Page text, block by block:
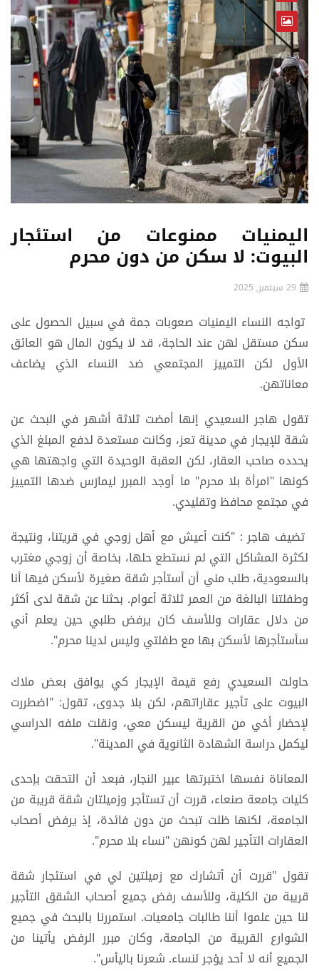
اليمنيات ممنوعات من استئجار
البيوت: لا سكن من دون محرم
29 سبتمبر, 2025
تواجه النساء اليمنيات صعوبات جمة في سبيل الحصول على
سكن مستقل لهن عند الحاجة، قد لا يكون المال هو العائق
الأول لكن التمييز المجتمعي ضد النساء الذي يضاعف
معاناتهن.
تقول هاجر السعيدي إنها أمضت ثلاثة أشهر في البحث عن
شقة للإيجار في مدينة تعز، وكانت مستعدة لدفع المبلغ الذي
يحدده صاحب العقار، لكن العقبة الوحيدة التي واجهتها هي
كونها "امرأة بلا محرم" ما أوجد المبرر ليمارَس ضدها التمييز
في مجتمع محافظ وتقليدي.
تضيف هاجر : "كنت أعيش مع أهل زوجي في قريتنا، ونتيجة
لكثرة المشاكل التي لم نستطع حلها، بخاصة أن زوجي مغترب
بالسعودية، طلب مني أن أستأجر شقة صغيرة لأسكن فيها أنا
وطفلتنا البالغة من العمر ثلاثة أعوام. بحثنا عن شقة لدى أكثر
من دلال عقارات وللأسف كان يرفض طلبي حين يعلم أني
سأستأجرها لأسكن بها مع طفلتي وليس لدينا محرم".
حاولت السعيدي رفع قيمة الإيجار كي يوافق بعض ملاك
البيوت على تأجير عقاراتهم، لكن بلا جدوى، تقول: "اضطررت
لإحضار أخي من القرية ليسكن معي، ونقلت ملفه الدراسي
ليكمل دراسة الشهادة الثانوية في المدينة".
المعاناة نفسها اختبرتها عبير النجار، فبعد أن التحقت بإحدى
كليات جامعة صنعاء، قررت أن تستأجر وزميلتان شقة قريبة من
الجامعة، لكنها ظلت تبحث من دون فائدة، إذ يرفض أصحاب
العقارات التأجير لهن كونهن "نساء بلا محرم".
تقول "قررت أن أتشارك مع زميلتين لي في استئجار شقة
قريبة من الكلية، وللأسف رفض جميع أصحاب الشقق التأجير
لنا حين علموا أننا طالبات جامعيات. استمررنا بالبحث في جميع
الشوارع القريبة من الجامعة، وكان مبرر الرفض يأتينا من
الجميع أنه لا أحد يؤجر لنساء. شعرنا باليأس".